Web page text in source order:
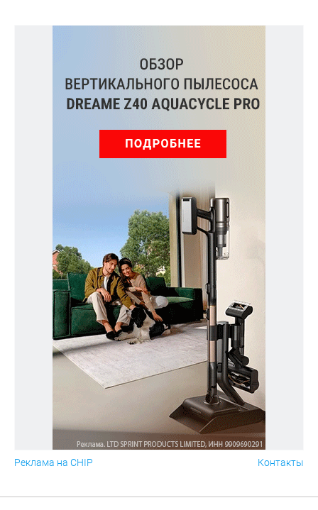
Реклама на CHIP Контакты